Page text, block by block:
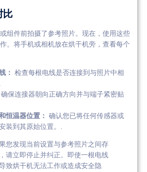
比
组件前拍摄了参考照片。现在，使用这些
。将手机或相机放在烘干机旁，查看每个
： 检查每根电线是否连接到与照片中相
确保连接器朝向正确方向并与端子紧密贴
恒温器位置： 确认您已将任何传感器或
装到其原始位置。.
您发现当前设置与参考照片之间存
请立即停止并纠正。即使一根电线
致烘干机无法工作或造成安全隐